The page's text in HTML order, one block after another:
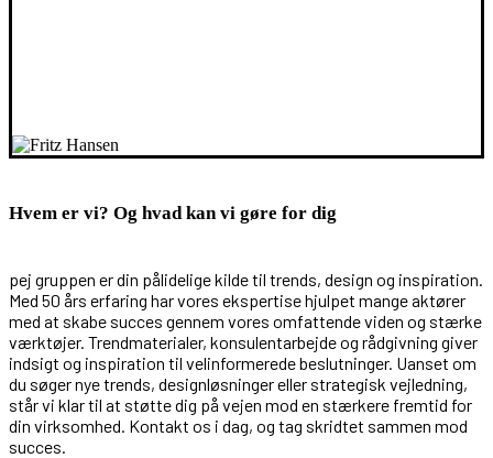
Hvem er vi? Og hvad kan vi gøre for dig
pej gruppen er din pålidelige kilde til trends, design og inspiration.
Med 50 års erfaring har vores ekspertise hjulpet mange aktører
med at skabe succes gennem vores omfattende viden og stærke
værktøjer. Trendmaterialer, konsulentarbejde og rådgivning giver
indsigt og inspiration til velinformerede beslutninger. Uanset om
du søger nye trends, designløsninger eller strategisk vejledning,
står vi klar til at støtte dig på vejen mod en stærkere fremtid for
din virksomhed. Kontakt os i dag, og tag skridtet sammen mod
succes.